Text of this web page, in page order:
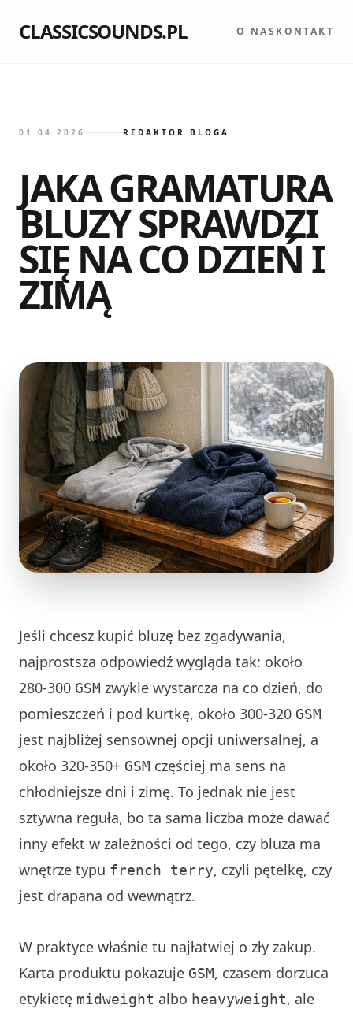
CLASSICSOUNDS.PL O NAS KONTAKT
01.04.2026 REDAKTOR BLOGA
JAKA GRAMATURA
BLUZY SPRAWDZI
SIĘ NA CO DZIEŃ I
ZIMĄ
Jeśli chcesz kupić bluzę bez zgadywania,
najprostsza odpowiedź wygląda tak: około
280-300 GSM zwykle wystarcza na co dzień, do
pomieszczeń i pod kurtkę, około 300-320 GSM
jest najbliżej sensownej opcji uniwersalnej, a
około 320-350+ GSM częściej ma sens na
chłodniejsze dni i zimę. To jednak nie jest
sztywna reguła, bo ta sama liczba może dawać
inny efekt w zależności od tego, czy bluza ma
wnętrze typu french terry, czyli pętelkę, czy
jest drapana od wewnątrz.
W praktyce właśnie tu najłatwiej o zły zakup.
Karta produktu pokazuje GSM, czasem dorzuca
etykietę midweight albo heavyweight, ale